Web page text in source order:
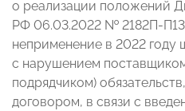
о реализации положений
РФ 06.03.2022 № 2182П-
неприменение в 2022 году
с нарушением
подрядчиком)
договором, в связи с